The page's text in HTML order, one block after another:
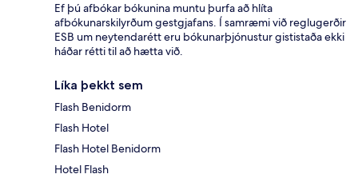
Ef þú afbókar bókunina muntu þurfa að hlíta
afbókunarskilyrðum gestgjafans. Í samræmi við reglugerðir
ESB um neytendarétt eru bókunarþjónustur gististaða ekki
háðar rétti til að hætta við.
Líka þekkt sem
Flash Benidorm
Flash Hotel
Flash Hotel Benidorm
Hotel Flash